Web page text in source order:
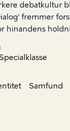
debatkultur
fremmer
hinandens
Specialklasse
Samfund